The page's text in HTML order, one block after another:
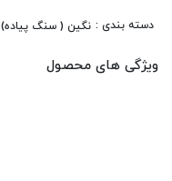
دسته بندی : نگین ( سنگ پیاده)
ویژگی های محصول